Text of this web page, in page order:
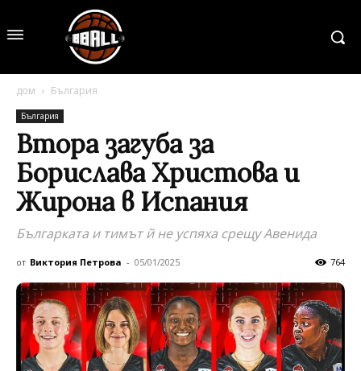
дом България
България
Втора загуба за
Борислава Христова и
Жирона в Испания
Българката и тимът й не успяха срещу Авенида
от Виктория Петрова - 05/01/2025 764